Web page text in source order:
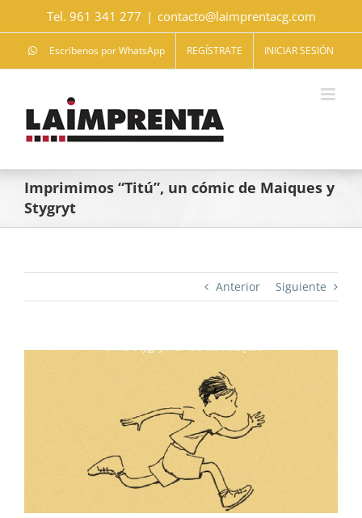
Tel. 961 341 277 | contacto@laimprentacg.com
Escríbenos por WhatsApp REGÍSTRATE INICIAR SESIÓN
Imprimimos “Titú”, un cómic de Maiques y
Stygryt
Anterior Siguiente